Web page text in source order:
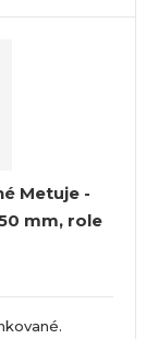
Metuje -
mm, role